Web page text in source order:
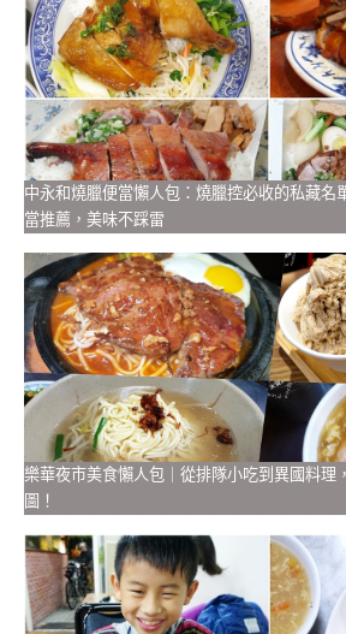
中永和燒臘便當懶人包：燒臘控必收的私藏名
當推薦，美味不踩雷
樂華夜市美食懶人包｜從排隊小吃到異國料理
圖！